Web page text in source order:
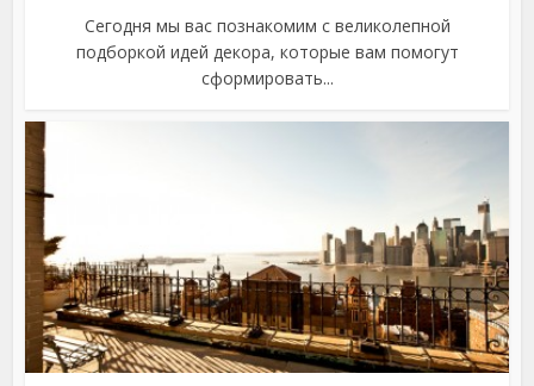
Сегодня мы вас познакомим с великолепной
подборкой идей декора, которые вам помогут
сформировать...